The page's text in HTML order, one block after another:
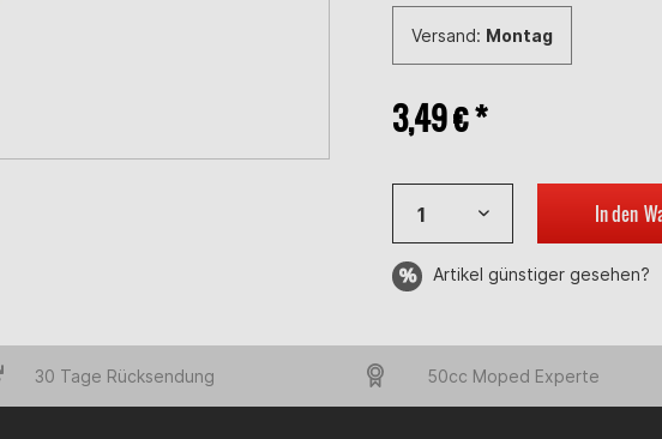
Versand: Montag
3,49 € *
In den
Artikel günstiger gesehen?
30 Tage Rücksendung 50cc Moped Experte